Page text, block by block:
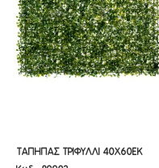
ΤΑΠΗΠΑΣ ΤΡΙΦΥΛΛΙ 40Χ60ΕΚ
ΤΑΠΗΠΑΣ ΤΡΙΦΥΛΛΙ 40Χ60ΕΚ